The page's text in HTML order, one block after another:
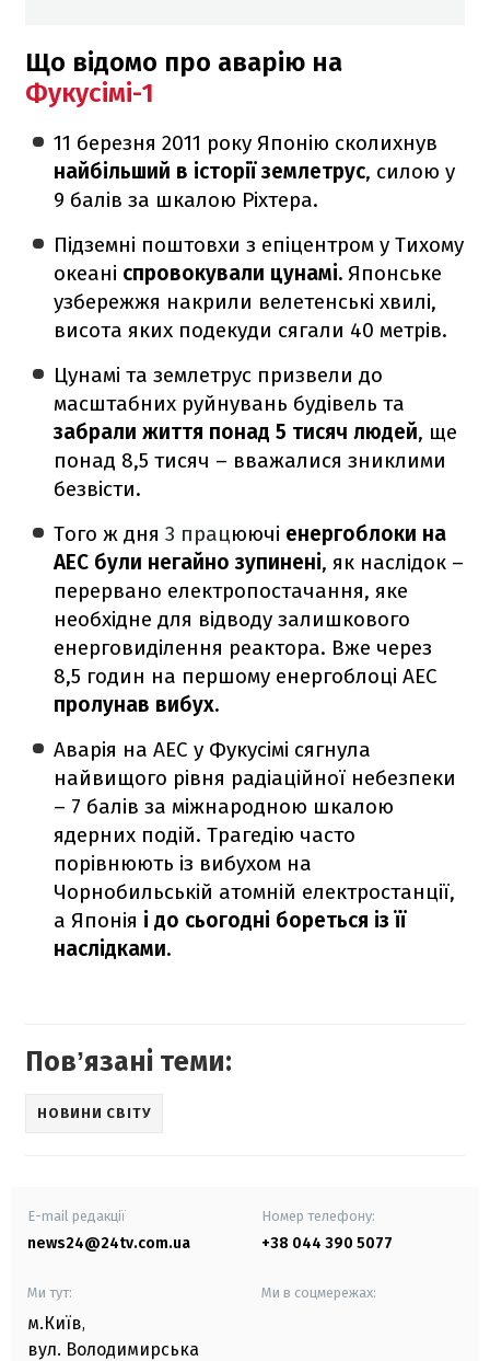
Що відомо про аварію на
Фукусімі-1
11 березня 2011 року Японію сколихнув
найбільший в історії землетрус, силою у
9 балів за шкалою Ріхтера.
Підземні поштовхи з епіцентром у Тихому
океані спровокували цунамі.Японське
узбережжя накрили велетенські хвилі,
висота яких подекуди сягали 40 метрів.
Цунамі та землетрус призвели до
масштабних руйнувань будівель та
забрали життя понад 5 тисяч людей, ще
понад 8,5 тисяч – вважалися зниклими
безвісти.
Того ж дня3 працюючі енергоблоки на
АЕС були негайно зупинені, як наслідок –
перервано електропостачання, яке
необхідне для відводу залишкового
енерговиділення реактора. Вже через
8,5 годин на першому енергоблоці АЕС
пролунав вибух.
Аварія на АЕС у Фукусімі сягнула
найвищого рівня радіаційної небезпеки
– 7 балів за міжнародною шкалою
ядерних подій. Трагедію часто
порівнюють із вибухом на
Чорнобильській атомній електростанції,
а Японія і до сьогодні бореться із її
наслідками.
Повʼязані теми:
НОВИНИ СВІТУ
E-mail редакції
news24@24tv.com.ua
Номер телефону:
+38 044 390 5077
Ми тут:
м.Київ,
вул. Володимирська
Ми в соцмережах: